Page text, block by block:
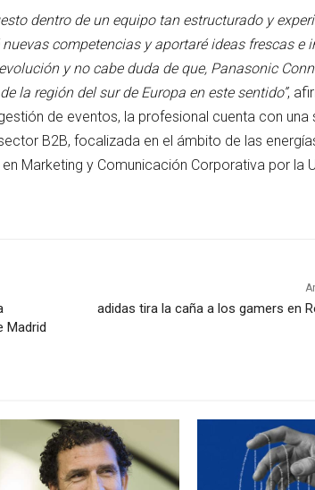
dentro de un equipo tan estructurado y
competencias y aportaré ideas frescas e
y no cabe duda de que, Panasonic
la región del sur de Europa en este sentido”,
de eventos, la profesional cuenta con una
B2B, focalizada en el ámbito de las
Marketing y Comunicación Corporativa por la
Madrid
adidas tira la caña a los gamers en